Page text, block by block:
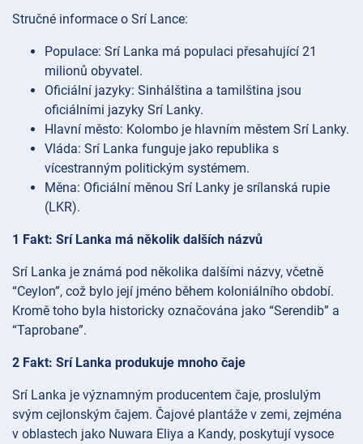
Stručné informace o Srí Lance:
Populace: Srí Lanka má populaci přesahující 21
milionů obyvatel.
Oficiální jazyky: Sinhálština a tamilština jsou
oficiálními jazyky Srí Lanky.
Hlavní město: Kolombo je hlavním městem Srí Lanky.
Vláda: Srí Lanka funguje jako republika s
vícestranným politickým systémem.
Měna: Oficiální měnou Srí Lanky je srílanská rupie
(LKR).
1 Fakt: Srí Lanka má několik dalších názvů
Srí Lanka je známá pod několika dalšími názvy, včetně
“Ceylon”, což bylo její jméno během koloniálního období.
Kromě toho byla historicky označována jako “Serendib” a
“Taprobane”.
2 Fakt: Srí Lanka produkuje mnoho čaje
Srí Lanka je významným producentem čaje, proslulým
svým cejlonským čajem. Čajové plantáže v zemi, zejména
v oblastech jako Nuwara Eliya a Kandy, poskytují vysoce